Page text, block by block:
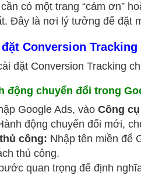
có một trang “cảm ơn”
Đây là nơi lý tưởng để đặt
Conversion
đặt Conversion Tracking
động chuyển đổi trong
Google Ads, vào Công
động chuyển đổi mới,
công: Nhập tên miền để
thủ công.
quan trọng để định